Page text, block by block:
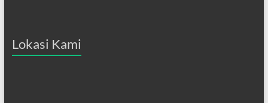
Lokasi Kami